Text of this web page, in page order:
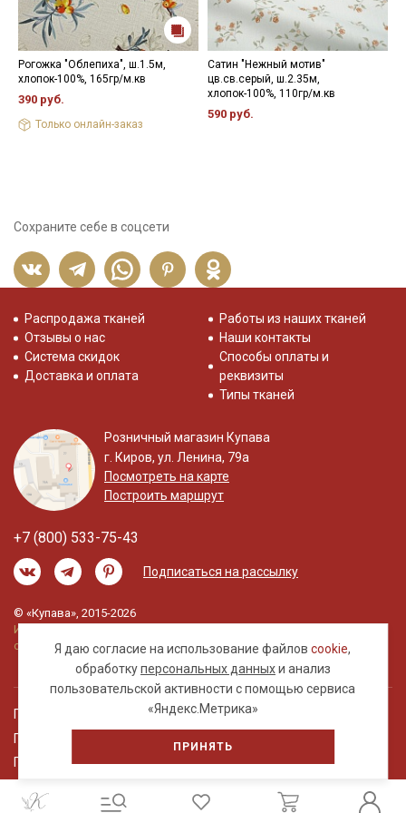
Рогожка "Облепиха", ш.1.5м,
хлопок-100%, 165гр/м.кв
390 руб.
Только онлайн-заказ
Сатин "Нежный мотив"
цв.св.серый, ш.2.35м,
хлопок-100%, 110гр/м.кв
590 руб.
Сохраните себе в соцсети
Я даю согласие на использование файловcookie,
обработкуперсональных данныхи анализ
пользовательской активности с помощью сервиса
«Яндекс.Метрика»
ПРИНЯТЬ
Распродажа тканей
Отзывы о нас
Система скидок
Доставка и оплата
Работы из наших тканей
Наши контакты
Способы оплаты и
реквизиты
Типы тканей
Розничный магазин Купава
г. Киров, ул. Ленина, 79а
Посмотреть на карте
Построить маршрут
+7 (800) 533-75-43
Подписаться на рассылку
© «Купава», 2015-2026
Информация на сайте не является публичной
офертой.
Правовая информация
Политика обработки персональных данных
Пользовательское соглашение